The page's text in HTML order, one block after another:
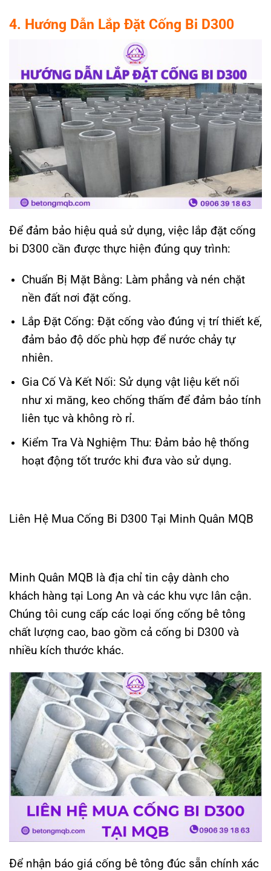
4. Hướng Dẫn Lắp Đặt Cống Bi D300
Để đảm bảo hiệu quả sử dụng, việc lắp đặt cống
bi D300 cần được thực hiện đúng quy trình:
Chuẩn Bị Mặt Bằng: Làm phẳng và nén chặt
nền đất nơi đặt cống.
Lắp Đặt Cống: Đặt cống vào đúng vị trí thiết kế,
đảm bảo độ dốc phù hợp để nước chảy tự
nhiên.
Gia Cố Và Kết Nối: Sử dụng vật liệu kết nối
như xi măng, keo chống thấm để đảm bảo tính
liên tục và không rò rỉ.
Kiểm Tra Và Nghiệm Thu: Đảm bảo hệ thống
hoạt động tốt trước khi đưa vào sử dụng.
Liên Hệ Mua Cống Bi D300 Tại Minh Quân MQB
Minh Quân MQB là địa chỉ tin cậy dành cho
khách hàng tại Long An và các khu vực lân cận.
Chúng tôi cung cấp các loại ống cống bê tông
chất lượng cao, bao gồm cả cống bi D300 và
nhiều kích thước khác.
Để nhận báo giá cống bê tông đúc sẵn chính xác